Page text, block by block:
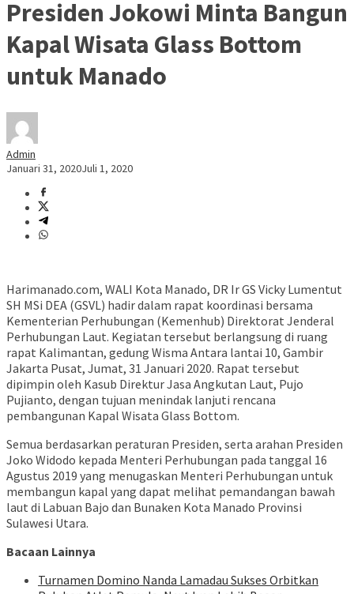
Presiden Jokowi Minta Bangun
Kapal Wisata Glass Bottom
untuk Manado
Admin
Januari 31, 2020Juli 1, 2020
Harimanado.com, WALI Kota Manado, DR Ir GS Vicky Lumentut
SH MSi DEA (GSVL) hadir dalam rapat koordinasi bersama
Kementerian Perhubungan (Kemenhub) Direktorat Jenderal
Perhubungan Laut. Kegiatan tersebut berlangsung di ruang
rapat Kalimantan, gedung Wisma Antara lantai 10, Gambir
Jakarta Pusat, Jumat, 31 Januari 2020. Rapat tersebut
dipimpin oleh Kasub Direktur Jasa Angkutan Laut, Pujo
Pujianto, dengan tujuan menindak lanjuti rencana
pembangunan Kapal Wisata Glass Bottom.
Semua berdasarkan peraturan Presiden, serta arahan Presiden
Joko Widodo kepada Menteri Perhubungan pada tanggal 16
Agustus 2019 yang menugaskan Menteri Perhubungan untuk
membangun kapal yang dapat melihat pemandangan bawah
laut di Labuan Bajo dan Bunaken Kota Manado Provinsi
Sulawesi Utara.
Bacaan Lainnya
Turnamen Domino Nanda Lamadau Sukses Orbitkan